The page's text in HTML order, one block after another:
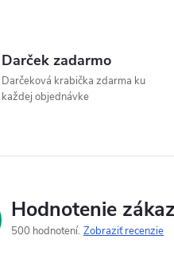
Darček zadarmo
Darčeková krabička zdarma ku
každej objednávke
Hodnotenie
500 hodnotení Zobraziť recenzie